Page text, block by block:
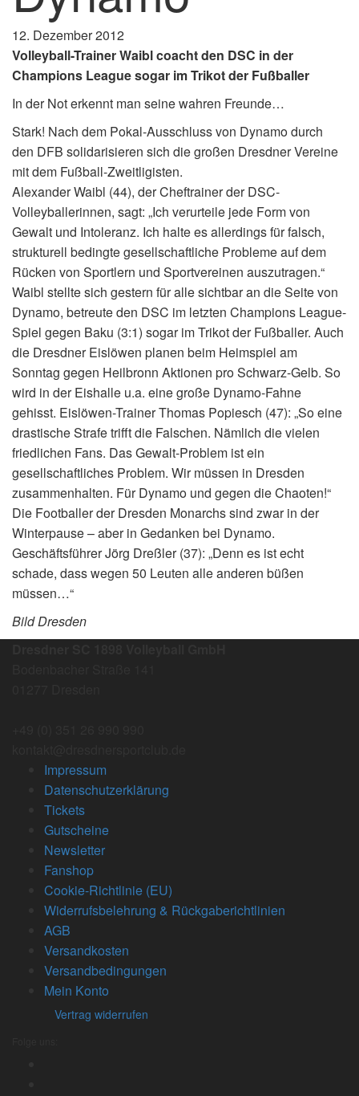
12. Dezember 2012
Volleyball-Trainer Waibl coacht den DSC in der
Champions League sogar im Trikot der Fußballer
In der Not erkennt man seine wahren Freunde…
Stark! Nach dem Pokal-Ausschluss von Dynamo durch
den DFB solidarisieren sich die großen Dresdner Vereine
mit dem Fußball-Zweitligisten.
Alexander Waibl (44), der Cheftrainer der DSC-
Volleyballerinnen, sagt: „Ich verurteile jede Form von
Gewalt und Intoleranz. Ich halte es allerdings für falsch,
strukturell bedingte gesellschaftliche Probleme auf dem
Rücken von Sportlern und Sportvereinen auszutragen.“
Waibl stellte sich gestern für alle sichtbar an die Seite von
Dynamo, betreute den DSC im letzten Champions League-
Spiel gegen Baku (3:1) sogar im Trikot der Fußballer. Auch
die Dresdner Eislöwen planen beim Heimspiel am
Sonntag gegen Heilbronn Aktionen pro Schwarz-Gelb. So
wird in der Eishalle u.a. eine große Dynamo-Fahne
gehisst. Eislöwen-Trainer Thomas Popiesch (47): „So eine
drastische Strafe trifft die Falschen. Nämlich die vielen
friedlichen Fans. Das Gewalt-Problem ist ein
gesellschaftliches Problem. Wir müssen in Dresden
zusammenhalten. Für Dynamo und gegen die Chaoten!“
Die Footballer der Dresden Monarchs sind zwar in der
Winterpause – aber in Gedanken bei Dynamo.
Geschäftsführer Jörg Dreßler (37): „Denn es ist echt
schade, dass wegen 50 Leuten alle anderen büßen
müssen…“
Bild Dresden
Impressum
Datenschutzerklärung
Tickets
Gutscheine
Newsletter
Fanshop
Cookie-Richtlinie (EU)
Widerrufsbelehrung & Rückgaberichtlinien
AGB
Versandkosten
Versandbedingungen
Mein Konto
Vertrag widerrufen